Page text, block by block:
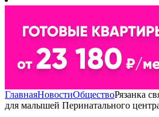
ГлавнаяНовостиОбществоРязанка
для малышей Перинатального